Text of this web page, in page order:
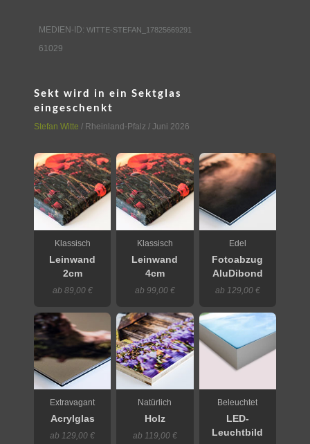
KONTAKT
MEDIEN-ID: WITTE-STEFAN_17825669291
61029
Sekt wird in ein Sektglas
eingeschenkt
Stefan Witte / Rheinland-Pfalz / Juni 2026
Klassisch
Leinwand
2cm
ab 89,00 €
Klassisch
Leinwand
4cm
ab 99,00 €
Edel
Fotoabzug
AluDibond
ab 129,00 €
Extravagant
Acrylglas
ab 129,00 €
Natürlich
Holz
ab 119,00 €
Beleuchtet
LED-
Leuchtbild